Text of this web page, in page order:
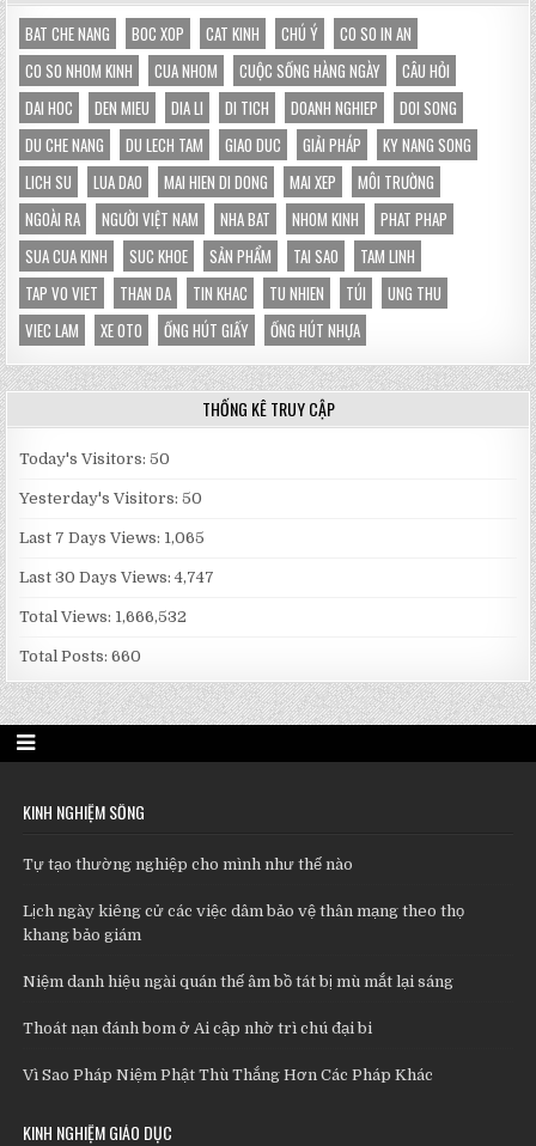
LỘC
BỊ
CHẶN
ĐỨNG
HOÀN
TOÀN
BAT CHE NANG BOC XOP CAT KINH CHÚ Ý
CO SO IN AN
CO SO NHOM KINH
CUA NHOM CUỘC SỐNG HÀNG NGÀY
CÂU HỎI
DAI HOC
DEN MIEU DIA LI DI TICH DOANH NGHIEP
DOI SONG
DU CHE NANG
DU LECH TAM GIAO DUC GIẢI PHÁP
KY NANG SONG
LICH SU
LUA DAO MAI HIEN DI DONG MAI XEP
MÔI TRƯỜNG
NGOÀI RA
NGƯỜI VIỆT NAM NHA BAT NHOM KINH
PHAT PHAP
SUA CUA KINH
SUC KHOE SẢN PHẨM TAI SAO
TAM LINH
TAP VO VIET
THAN DA TIN KHAC TU NHIEN TÚI
UNG THU
VIEC LAM
XE OTO ỐNG HÚT GIẤY ỐNG HÚT NHỰA
THỐNG KÊ TRUY CẬP
Today's Visitors:50
Yesterday's Visitors:50
Last 7 Days Views: 1,065
Last 30 Days Views:4,747
Total Views: 1,666,532
Total Posts:660
KINH NGHIỆM SỐNG
Tự tạo thường nghiệp cho mình như thế nào
Lịch ngày kiêng cử các việc dâm bảo vệ thân mạng theo thọ
khang bảo giám
Niệm danh hiệu ngài quán thế âm bồ tát bị mù mắt lại sáng
Thoát nạn đánh bom ở Ai cập nhờ trì chú đại bi
Vì Sao Pháp Niệm Phật Thù Thắng Hơn Các Pháp Khác
KINH NGHIỆM GIÁO DỤC